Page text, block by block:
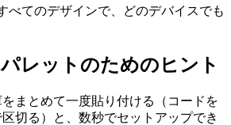
べてのデザインで、どのデバイスでも
レットのためのヒント
をまとめて一度貼り付ける（コードを
切る）と、数秒でセットアップでき